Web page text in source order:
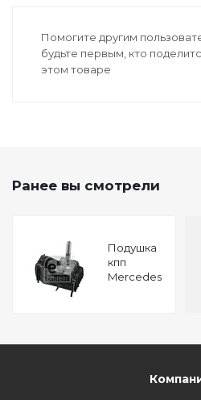
Помогите другим
будьте первым, кто
этом товаре
Ранее вы смотрели
Подушкa
кпп
Mercedes